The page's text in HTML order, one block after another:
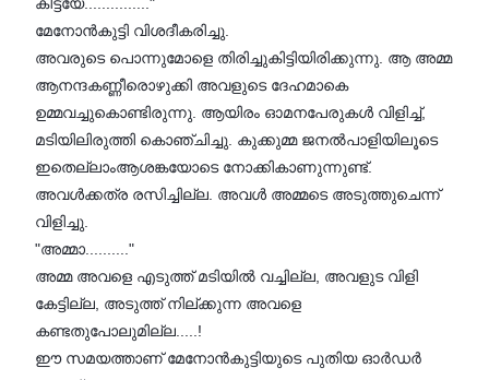
മേനോന്‍കുട്ടി വിശദീകരിച്ചു.
അവരുടെ പൊന്നുമോളെ തിരിച്ചുകിട്ടിയിരിക്കുന്നു. ആ അമ്മ
ആനന്ദകണ്ണീരൊഴുക്കി അവളുടെ ദേഹമാകെ
ഉമ്മവച്ചുകൊണ്ടിരുന്നു. ആയിരം ഓമനപേരുകള്‍ വിളിച്ച്,
മടിയിലിരുത്തി കൊഞ്ചിച്ചു. കുക്കുമ്മ ജനല്‍പാളിയിലൂടെ
ഇതെല്ലാംആശങ്കയോടെ നോക്കികാണുന്നുണ്ട്.
അവള്‍ക്കത്ര രസിച്ചില്ല. അവള്‍ അമ്മടെ അടുത്തുചെന്ന്
വിളിച്ചു.
"അമ്മാ.........."
അമ്മ അവളെ എടുത്ത് മടിയില്‍ വച്ചില്ല, അവളുട വിളി
കേട്ടില്ല, അടുത്ത് നില്ക്കുന്ന അവളെ
കണ്ടതുപോലുമില്ല.....!
ഈ സമയത്താണ് മേനോന്‍കുട്ടിയുടെ പുതിയ ഓര്‍ഡര്‍